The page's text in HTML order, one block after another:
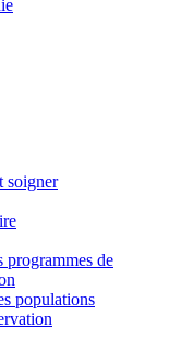
soigner
programmes de
populations